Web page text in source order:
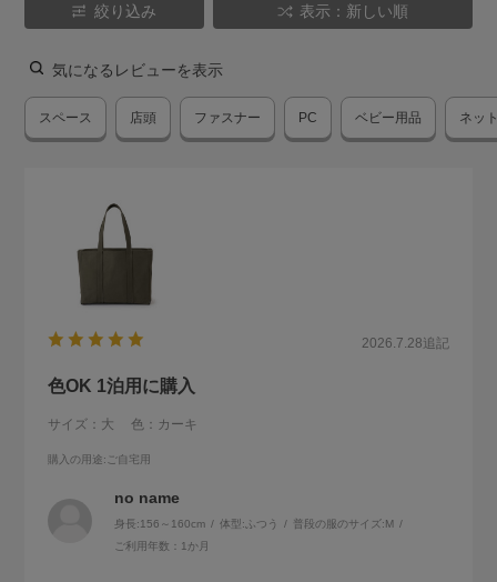
絞り込み 表示：新しい順
気になるレビューを表示
スペース 店頭 ファスナー PC ベビー用品 ネッ
2026.7.28追記
色OK 1泊用に購入
サイズ：大 色：カーキ
購入の用途:ご自宅用
no name
身長:156～160cm 体型:ふつう 普段の服のサイズ:M
ご利用年数：1か月